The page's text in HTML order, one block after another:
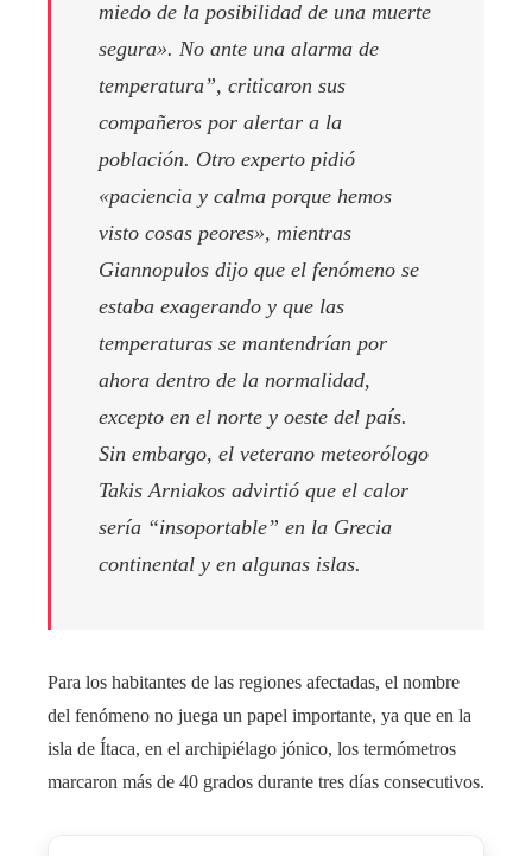
miedo de la posibilidad de una muerte
segura». No ante una alarma de
temperatura”, criticaron sus
compañeros por alertar a la
población. Otro experto pidió
«paciencia y calma porque hemos
visto cosas peores», mientras
Giannopulos dijo que el fenómeno se
estaba exagerando y que las
temperaturas se mantendrían por
ahora dentro de la normalidad,
excepto en el norte y oeste del país.
Sin embargo, el veterano meteorólogo
Takis Arniakos advirtió que el calor
sería “insoportable” en la Grecia
continental y en algunas islas.
Para los habitantes de las regiones afectadas, el nombre
del fenómeno no juega un papel importante, ya que en la
isla de Ítaca, en el archipiélago jónico, los termómetros
marcaron más de 40 grados durante tres días consecutivos.